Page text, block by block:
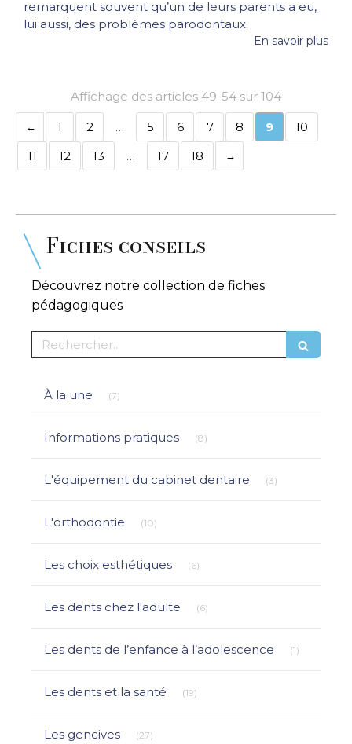
remarquent souvent qu’un de leurs parents a eu,
lui aussi, des problèmes parodontaux.
En savoir plus
Affichage des articles 49-54 sur 104
1 2 … 5 6 7 8 9
10
11
12 13 … 17 18
Fiches conseils
Découvrez notre collection de fiches
pédagogiques
Rechercher
À la une (7)
Informations pratiques (8)
L'équipement du cabinet dentaire (3)
L'orthodontie (10)
Les choix esthétiques (6)
Les dents chez l'adulte (6)
Les dents de l’enfance à l’adolescence (1)
Les dents et la santé (19)
Les gencives (27)